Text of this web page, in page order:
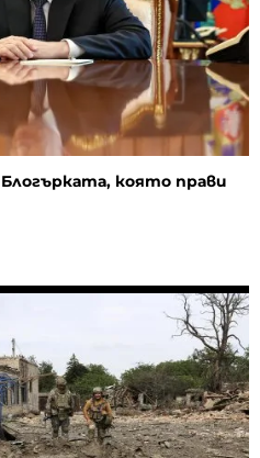
която прави